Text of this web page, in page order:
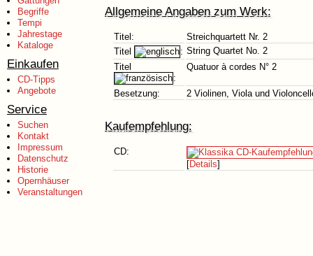
Begriffe
Tempi
Jahrestage
Kataloge
Einkaufen
CD-Tipps
Angebote
Service
Suchen
Kontakt
Impressum
Datenschutz
Historie
Opernhäuser
Veranstaltungen
Allgemeine Angaben zum Werk:
Titel:
Streichquartett Nr. 2
Titel
: String Quartet No. 2
Titel
:
Quatuor à cordes N° 2
Besetzung: 2 Violinen, Viola und
Kaufempfehlung:
CD:
[Details]